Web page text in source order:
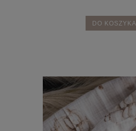
DO KOSZYKA